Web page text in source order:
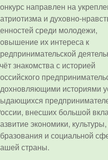
направлен на
и духовно-
среди молодежи,
их интереса к
знакомства с историей
историями
внесших большой
экономики,
и социальной
страны.